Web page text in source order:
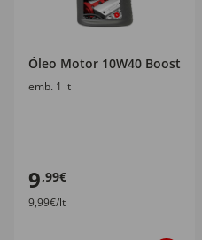
Óleo Motor 10W40 Boost
emb. 1 lt
9,99€
9,99€/lt